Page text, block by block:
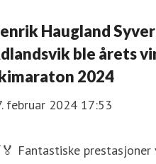
Haugland
ble årets
2024
februar 2024 17:53
Fantastiske